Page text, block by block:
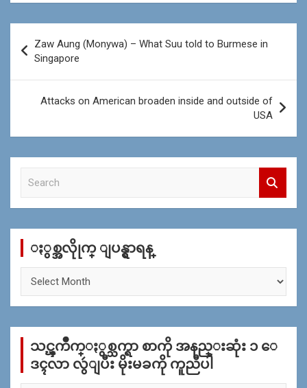
navigation
Zaw Aung (Monywa) – What Suu told to Burmese in
Singapore
Attacks on American broaden inside and outside of
USA
c
ႏွစ္အလိုုက္ ျပန္ရွာရန္
န္
သင္ၾကိဳက္ႏွစ္သက္ရာ စာကို အနည္းဆုံး ၁ ေ
ဒၚလာ လွဴျပီး မိုးမခကို ကူညီပါ